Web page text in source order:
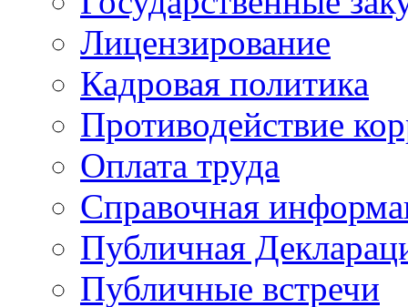
Лицензирование
Кадровая политика
Противодействие
Оплата труда
Справочная
Публичная
Публичные встречи